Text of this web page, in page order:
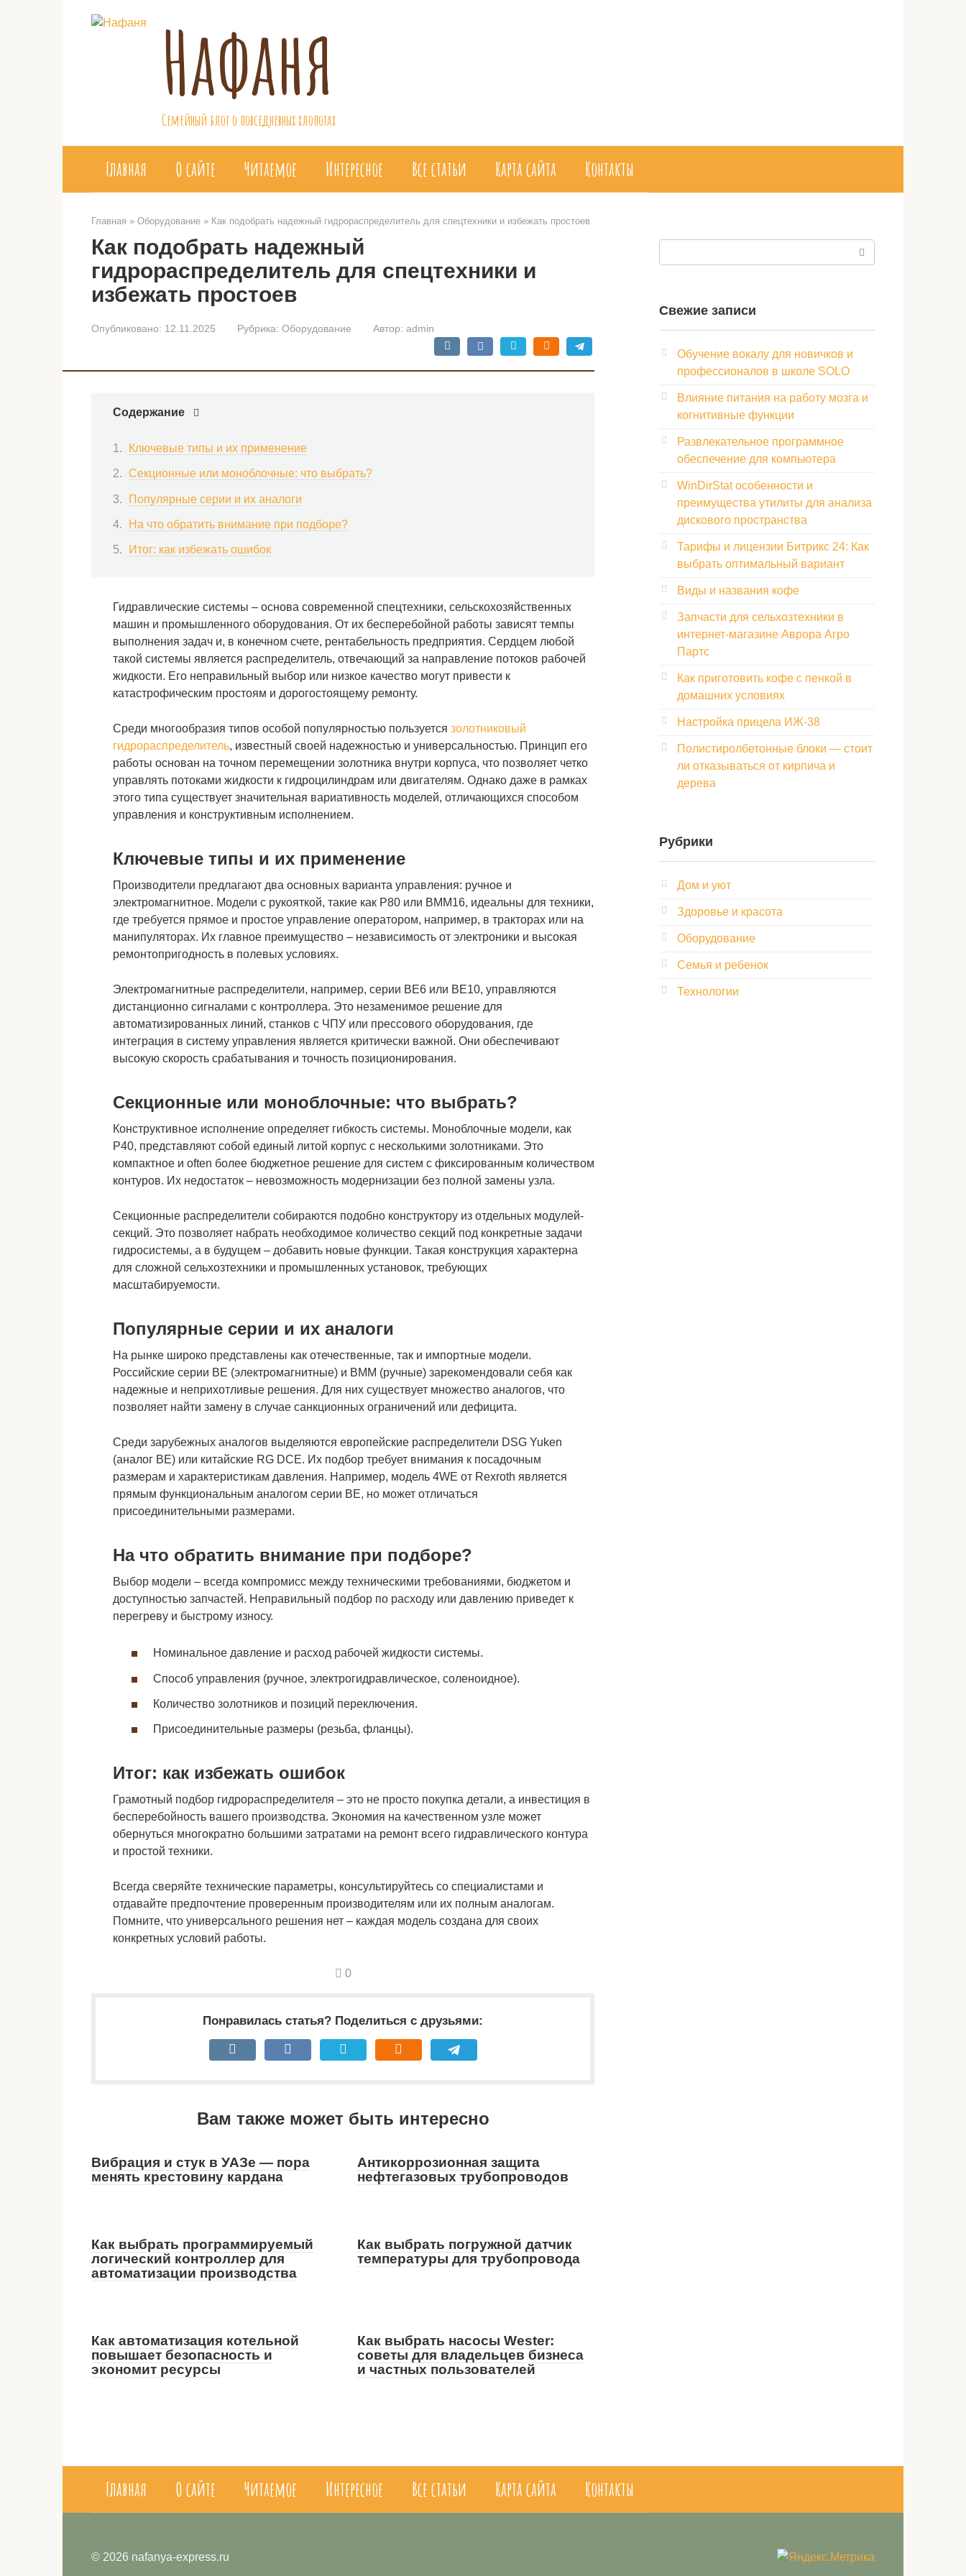
Нафаня
Семейный блог о повседневных хлопотах
Главная О сайте Читаемое Интересное Все статьи Карта сайта Контакты
Главная » Оборудование » Как подобрать надежный гидрораспределитель для спецтехники и избежать простоев
Как подобрать надежный
гидрораспределитель для спецтехники и
избежать простоев
Опубликовано: 12.11.2025 Рубрика: Оборудование Автор: admin
Содержание
Ключевые типы и их применение
Секционные или моноблочные: что выбрать?
Популярные серии и их аналоги
На что обратить внимание при подборе?
Итог: как избежать ошибок
Гидравлические системы – основа современной спецтехники, сельскохозяйственных
машин и промышленного оборудования. От их бесперебойной работы зависят темпы
выполнения задач и, в конечном счете, рентабельность предприятия. Сердцем любой
такой системы является распределитель, отвечающий за направление потоков рабочей
жидкости. Его неправильный выбор или низкое качество могут привести к
катастрофическим простоям и дорогостоящему ремонту.
Среди многообразия типов особой популярностью пользуется золотниковый
гидрораспределитель, известный своей надежностью и универсальностью. Принцип его
работы основан на точном перемещении золотника внутри корпуса, что позволяет четко
управлять потоками жидкости к гидроцилиндрам или двигателям. Однако даже в рамках
этого типа существует значительная вариативность моделей, отличающихся способом
управления и конструктивным исполнением.
Ключевые типы и их применение
Производители предлагают два основных варианта управления: ручное и
электромагнитное. Модели с рукояткой, такие как Р80 или ВММ16, идеальны для техники,
где требуется прямое и простое управление оператором, например, в тракторах или на
манипуляторах. Их главное преимущество – независимость от электроники и высокая
ремонтопригодность в полевых условиях.
Электромагнитные распределители, например, серии ВЕ6 или ВЕ10, управляются
дистанционно сигналами с контроллера. Это незаменимое решение для
автоматизированных линий, станков с ЧПУ или прессового оборудования, где
интеграция в систему управления является критически важной. Они обеспечивают
высокую скорость срабатывания и точность позиционирования.
Секционные или моноблочные: что выбрать?
Конструктивное исполнение определяет гибкость системы. Моноблочные модели, как
Р40, представляют собой единый литой корпус с несколькими золотниками. Это
компактное и often более бюджетное решение для систем с фиксированным количеством
контуров. Их недостаток – невозможность модернизации без полной замены узла.
Секционные распределители собираются подобно конструктору из отдельных модулей-
секций. Это позволяет набрать необходимое количество секций под конкретные задачи
гидросистемы, а в будущем – добавить новые функции. Такая конструкция характерна
для сложной сельхозтехники и промышленных установок, требующих
масштабируемости.
Популярные серии и их аналоги
На рынке широко представлены как отечественные, так и импортные модели.
Российские серии ВЕ (электромагнитные) и ВММ (ручные) зарекомендовали себя как
надежные и неприхотливые решения. Для них существует множество аналогов, что
позволяет найти замену в случае санкционных ограничений или дефицита.
Среди зарубежных аналогов выделяются европейские распределители DSG Yuken
(аналог ВЕ) или китайские RG DCE. Их подбор требует внимания к посадочным
размерам и характеристикам давления. Например, модель 4WE от Rexroth является
прямым функциональным аналогом серии ВЕ, но может отличаться
присоединительными размерами.
На что обратить внимание при подборе?
Выбор модели – всегда компромисс между техническими требованиями, бюджетом и
доступностью запчастей. Неправильный подбор по расходу или давлению приведет к
перегреву и быстрому износу.
Номинальное давление и расход рабочей жидкости системы.
Способ управления (ручное, электрогидравлическое, соленоидное).
Количество золотников и позиций переключения.
Присоединительные размеры (резьба, фланцы).
Итог: как избежать ошибок
Грамотный подбор гидрораспределителя – это не просто покупка детали, а инвестиция в
бесперебойность вашего производства. Экономия на качественном узле может
обернуться многократно большими затратами на ремонт всего гидравлического контура
и простой техники.
Всегда сверяйте технические параметры, консультируйтесь со специалистами и
отдавайте предпочтение проверенным производителям или их полным аналогам.
Помните, что универсального решения нет – каждая модель создана для своих
конкретных условий работы.
0
Понравилась статья? Поделиться с друзьями:
Вам также может быть интересно
Вибрация и стук в УАЗе — пора
менять крестовину кардана
Антикоррозионная защита
нефтегазовых трубопроводов
Как выбрать программируемый
логический контроллер для
автоматизации производства
Как выбрать погружной датчик
температуры для трубопровода
Как автоматизация котельной
повышает безопасность и
экономит ресурсы
Как выбрать насосы Wester:
советы для владельцев бизнеса
и частных пользователей
Свежие записи
Обучение вокалу для новичков и
профессионалов в школе SOLO
Влияние питания на работу мозга и
когнитивные функции
Развлекательное программное
обеспечение для компьютера
WinDirStat особенности и
преимущества утилиты для анализа
дискового пространства
Тарифы и лицензии Битрикс 24: Как
выбрать оптимальный вариант
Виды и названия кофе
Запчасти для сельхозтехники в
интернет-магазине Аврора Агро
Партс
Как приготовить кофе с пенкой в
домашних условиях
Настройка прицела ИЖ‑38
Полистиролбетонные блоки — стоит
ли отказываться от кирпича и
дерева
Рубрики
Дом и уют
Здоровье и красота
Оборудование
Семья и ребенок
Технологии
Главная О сайте Читаемое Интересное Все статьи Карта сайта Контакты
© 2026 nafanya-express.ru